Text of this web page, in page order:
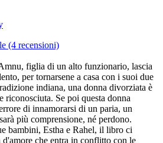
(4 recensioni)
figlia di un alto funzionario, lascia
per tornarsene a casa con i suoi due
indiana, una donna divorziata è
riconosciuta. Se poi questa donna
di innamorarsi di un paria, un
più comprensione, né perdono.
bambini, Estha e Rahel, il libro ci
d'amore che entra in conflitto con le